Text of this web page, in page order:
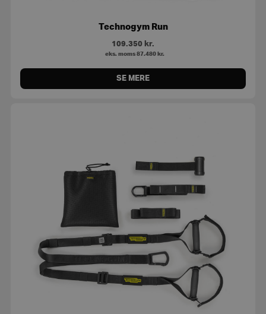
Technogym Run
109.350 kr.
eks. moms 87.480 kr.
SE MERE